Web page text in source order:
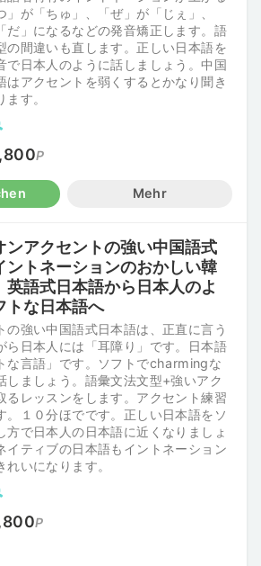
」が「ちゅ」、「ぜ」が「じぇ」、
だ」になるなどの発音矯正します。語
の間違いも直します。正しい日本語を
で日本人のように話しましょう。中国
はアクセントを弱くするとかなり聞き
す。
P
Mehr
ンアクセントの強い中国語式
ントネーションのおかしい韓
英語式日本語から日本人のよ
トな日本語へ
の強い中国語式日本語は、正直に言う
ら日本人には「耳障り」です。日本語
な言語」です。ソフトでcharmingな
しましょう。語彙文法文型+強いアク
るレッスンをします。アクセント練習
。１０分ほでです。正しい日本語をソ
方で日本人の日本語に近くなりましょ
イティブの日本語もイントネーション
れいになります。
P